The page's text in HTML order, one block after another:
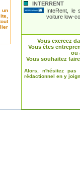
INTERRENT
InteRent, le
voiture low-
Vous exercez
Vous êtes
ou
Vous souhaitez
Alors, n'hésitez
rédactionnel en y